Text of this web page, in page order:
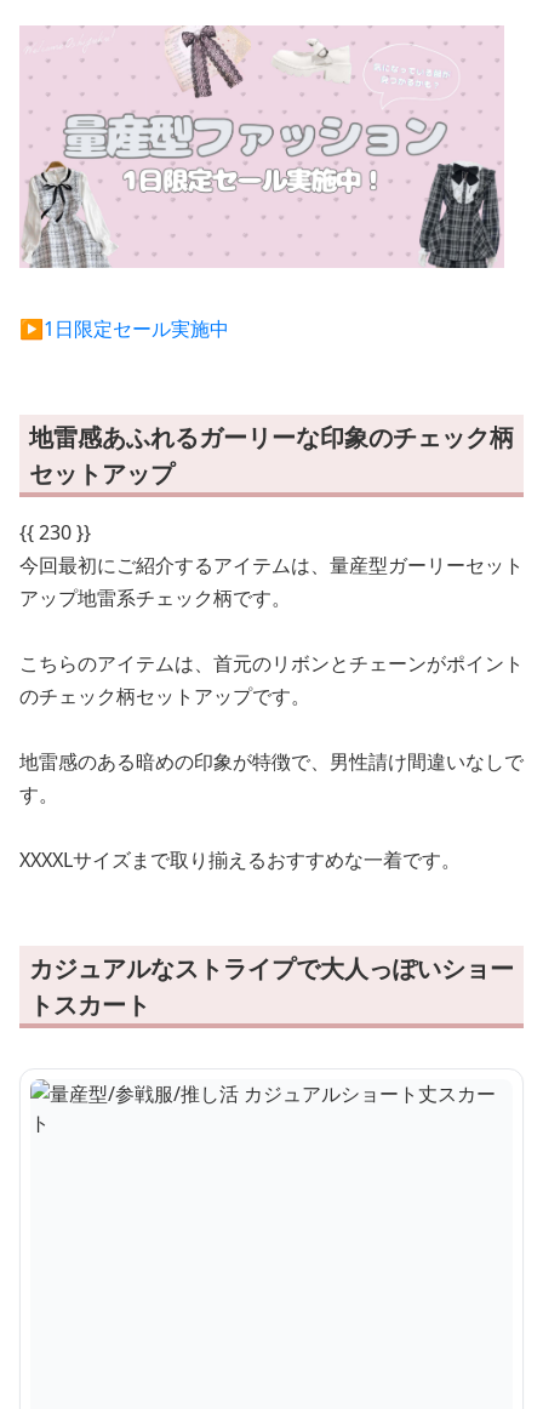
▶︎1日限定セール実施中
地雷感あふれるガーリーな印象のチェック柄
セットアップ
{{ 230 }}
今回最初にご紹介するアイテムは、量産型ガーリーセット
アップ地雷系チェック柄です。
こちらのアイテムは、首元のリボンとチェーンがポイント
のチェック柄セットアップです。
地雷感のある暗めの印象が特徴で、男性請け間違いなしで
す。
XXXXLサイズまで取り揃えるおすすめな一着です。
カジュアルなストライプで大人っぽいショー
トスカート